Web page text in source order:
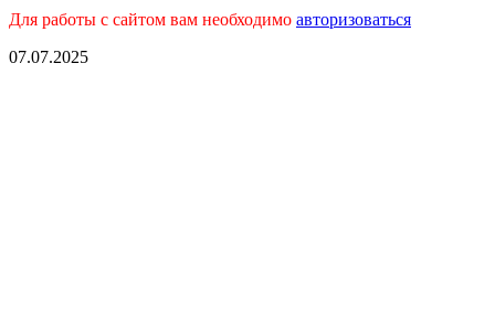
Для работы с сайтом вам необходимо авторизоваться
07.07.2025